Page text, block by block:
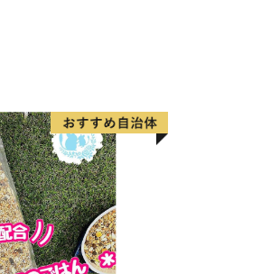
の寄附の取り下げ
で御注意くださ